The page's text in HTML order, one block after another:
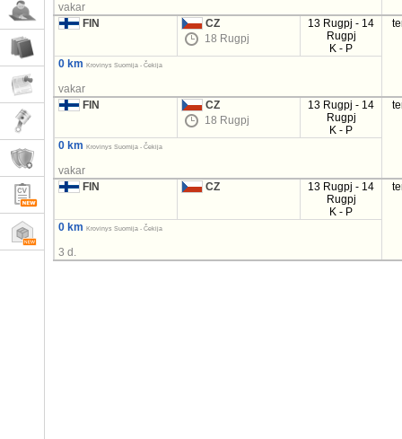
vakar
FIN
CZ
18 Rugpj
13 Rugpj - 14
Rugpj
K - P
0 km Krovinys Suomija - Čekija
vakar
FIN
CZ
18 Rugpj
13 Rugpj - 14
Rugpj
K - P
0 km Krovinys Suomija - Čekija
vakar
FIN
CZ
13 Rugpj - 14
Rugpj
K - P
0 km Krovinys Suomija - Čekija
3 d.